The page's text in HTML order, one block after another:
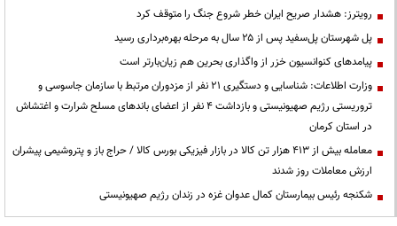
رویترز: هشدار صریح ایران خطر شروع جنگ را متوقف کرد
پل شهرستان پل‌سفید پس از ۲۵ سال به مرحله بهره‌برداری رسید
پیامدهای کنوانسیون خزر از واگذاری بحرین هم زیان‌بارتر است
وزارت اطلاعات: شناسایی و دستگیری ۲۱ نفر از مزدوران مرتبط با سازمان جاسوسی و
تروریستی رژیم صهیونیستی و بازداشت ۴ نفر از اعضای باندهای مسلح شرارت و اغتشاش
در استان کرمان
معامله بیش از ۴۱۳ هزار تن کالا در بازار فیزیکی بورس کالا / حراج باز و پتروشیمی پیشران
ارزش معاملات روز شدند
شکنجه رئیس بیمارستان کمال عدوان غزه در زندان رژیم صهیونیستی